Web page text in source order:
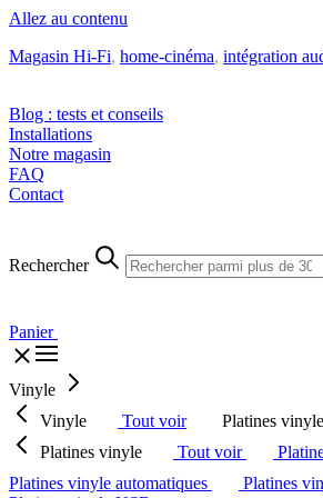
Allez au contenu
Magasin Hi-Fi, home-cinéma, intégration
Blog : tests et conseils
Installations
Notre magasin
FAQ
Contact
Rechercher
Panier
Vinyle
Vinyle
Tout voir
Platines vinyle
Platines vinyle
Tout voir
Platines vinyle automatiques
Platines